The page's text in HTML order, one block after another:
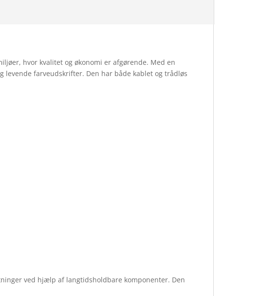
hvor kvalitet og økonomi er afgørende. Med en
farveudskrifter. Den har både kablet og trådløs
ved hjælp af langtidsholdbare komponenter. Den